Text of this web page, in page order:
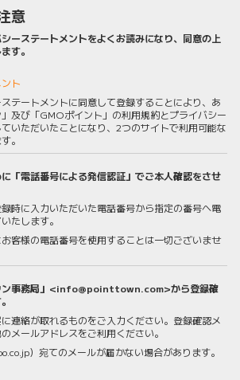
意
ーステートメントをよくお読みになり、同意の上
す。
ト
テートメントに同意して登録することにより、あ
及び「GMOポイント」の利用規約とプライバシー
いただいたことになり、2つのサイトで利用可能な
。
「電話番号による発信認証」でご本人確認をさせ
時に入力いただいた電話番号から指定の番号へ電
たします。
客様の電話番号を使用することは一切ございませ
ン事務局」<info@pointtown.com>から登録確
連絡が取れるものをご入力ください。登録確認メ
メールアドレスをご利用ください。
）宛てのメールが届かない場合があります。